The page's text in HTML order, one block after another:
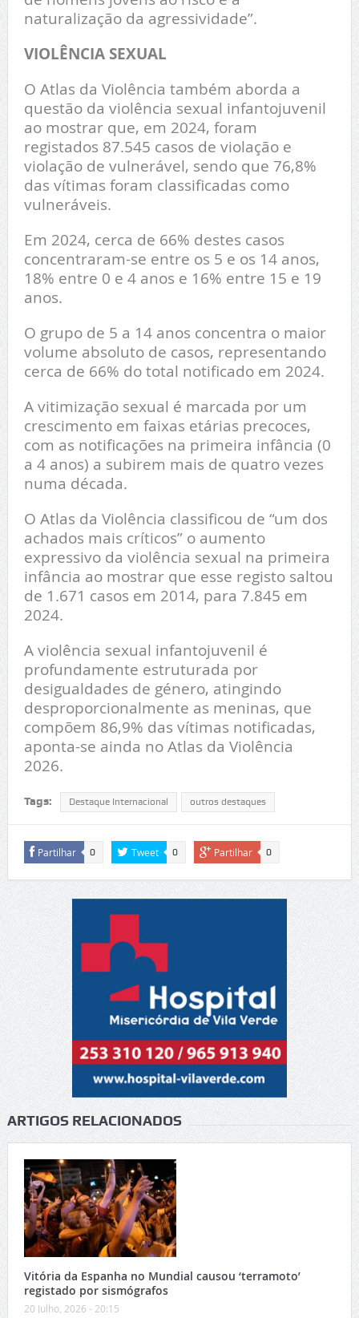
naturalização da agressividade”.
VIOLÊNCIA SEXUAL
O Atlas da Violência também aborda a
questão da violência sexual infantojuvenil
ao mostrar que, em 2024, foram
registados 87.545 casos de violação e
violação de vulnerável, sendo que 76,8%
das vítimas foram classificadas como
vulneráveis.
Em 2024, cerca de 66% destes casos
concentraram-se entre os 5 e os 14 anos,
18% entre 0 e 4 anos e 16% entre 15 e 19
anos.
O grupo de 5 a 14 anos concentra o maior
volume absoluto de casos, representando
cerca de 66% do total notificado em 2024.
A vitimização sexual é marcada por um
crescimento em faixas etárias precoces,
com as notificações na primeira infância (0
a 4 anos) a subirem mais de quatro vezes
numa década.
O Atlas da Violência classificou de “um dos
achados mais críticos” o aumento
expressivo da violência sexual na primeira
infância ao mostrar que esse registo saltou
de 1.671 casos em 2014, para 7.845 em
2024.
A violência sexual infantojuvenil é
profundamente estruturada por
desigualdades de género, atingindo
desproporcionalmente as meninas, que
compõem 86,9% das vítimas notificadas,
aponta-se ainda no Atlas da Violência
2026.
Tags: Destaque Internacional outros destaques
Partilhar 0 Tweet 0 Partilhar 0
ARTIGOS RELACIONADOS
Vitória da Espanha no Mundial causou ‘terramoto’
registado por sismógrafos
20 Julho, 2026 - 20:15